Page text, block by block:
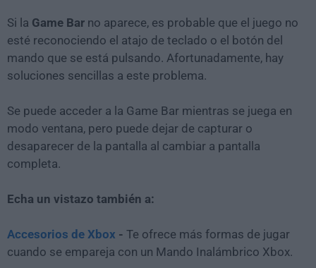
Si la Game Bar no aparece, es probable que el juego no
esté reconociendo el atajo de teclado o el botón del
mando que se está pulsando. Afortunadamente, hay
soluciones sencillas a este problema.
Se puede acceder a la Game Bar mientras se juega en
modo ventana, pero puede dejar de capturar o
desaparecer de la pantalla al cambiar a pantalla
completa.
Echa un vistazo también a:
Accesorios de Xbox - Te ofrece más formas de jugar
cuando se empareja con un Mando Inalámbrico Xbox.